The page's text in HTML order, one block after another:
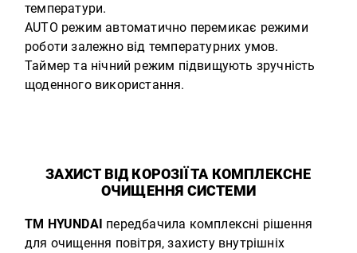
температури.
AUTO режим автоматично перемикає режими
роботи залежно від температурних умов.
Таймер та нічний режим підвищують зручність
щоденного використання.
ЗАХИСТ ВІД КОРОЗІЇ ТА КОМПЛЕКСНЕ
ОЧИЩЕННЯ СИСТЕМИ
ТМ HYUNDAI передбачила комплексні рішення
для очищення повітря, захисту внутрішніх